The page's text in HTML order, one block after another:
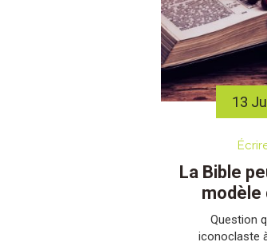
13
La Bible
modèle
Question
iconoclaste